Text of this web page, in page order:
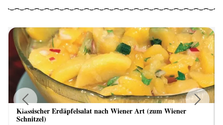
Klassischer Erdäpfelsalat nach Wiener Art (zum Wiener
Schnitzel)
Previous